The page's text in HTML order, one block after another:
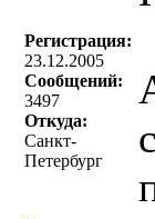
Регистрация:
23.12.2005
Сообщений:
3497
Откуда:
Санкт-
Петербург